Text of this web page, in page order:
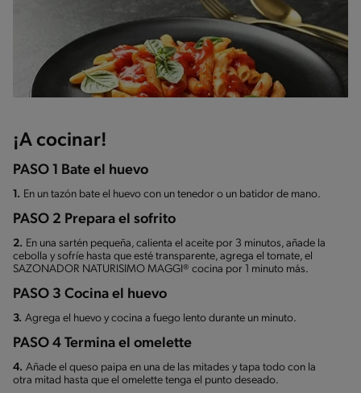
¡A cocinar!
PASO 1 Bate el huevo
1. En un tazón bate el huevo con un tenedor o un batidor de mano.
PASO 2 Prepara el sofrito
2. En una sartén pequeña, calienta el aceite por 3 minutos, añade la
cebolla y sofríe hasta que esté transparente, agrega el tomate, el
SAZONADOR NATURISIMO MAGGI® cocina por 1 minuto más.
PASO 3 Cocina el huevo
3. Agrega el huevo y cocina a fuego lento durante un minuto.
PASO 4 Termina el omelette
4. Añade el queso paipa en una de las mitades y tapa todo con la
otra mitad hasta que el omelette tenga el punto deseado.